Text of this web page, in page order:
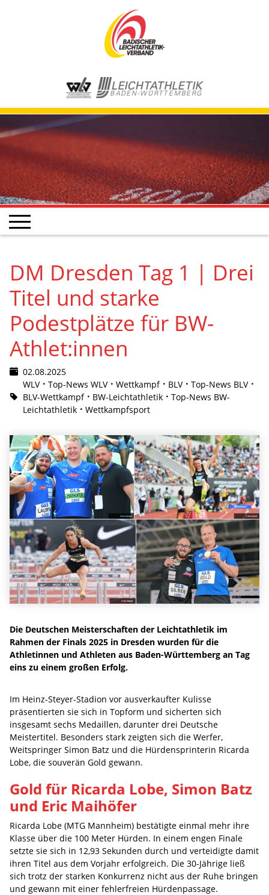
DM Dresden Tag 1 | Drei
Titel und starke
Podestplätze für BW-
Athlet:innen
02.08.2025
WLV
Top-News WLV Wettkampf BLV
Top-News BLV
BLV-Wettkampf
BW-Leichtathletik
Top-News BW-
Leichtathletik
Wettkampfsport
Die Deutschen Meisterschaften der Leichtathletik im
Rahmen der Finals 2025 in Dresden wurden für die
Athletinnen und Athleten aus Baden-Württemberg an Tag
eins zu einem großen Erfolg.
Im Heinz-Steyer-Stadion vor ausverkaufter Kulisse
präsentierten sie sich in Topform und sicherten sich
insgesamt sechs Medaillen, darunter drei Deutsche
Meistertitel. Besonders stark zeigten sich die Werfer,
Weitspringer Simon Batz und die Hürdensprinterin Ricarda
Lobe, die souverän Gold gewann.
Gold für Ricarda Lobe, Simon Batz
und Eric Maihöfer
Ricarda Lobe (MTG Mannheim) bestätigte einmal mehr ihre
Klasse über die 100 Meter Hürden. In einem engen Finale
setzte sie sich in 12,93 Sekunden durch und verteidigte damit
ihren Titel aus dem Vorjahr erfolgreich. Die 30-Jährige ließ
sich trotz der starken Konkurrenz nicht aus der Ruhe bringen
und gewann mit einer fehlerfreien Hürdenpassage.